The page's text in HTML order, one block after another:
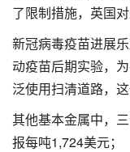
了限制措施，英国
新冠病毒疫苗进展
动疫苗后期实验，
泛使用扫清道路，
其他基本金属中，
报每吨1,724美元；